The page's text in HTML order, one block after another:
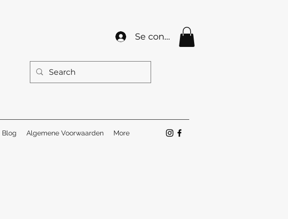
Se connecter
Blog Algemene Voorwaarden More